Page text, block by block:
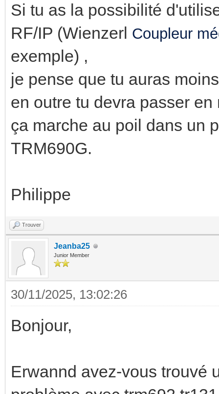
Si tu as la possibilité
RF/IP (Wienzerl Coupleur
exemple) ,
je pense que tu auras
en outre tu devra passer
ça marche au poil dans un
TRM690G.
Philippe
Trouver
Jeanba25
Junior Member
30/11/2025, 13:02:26
Bonjour,
Erwannd avez-vous trouvé